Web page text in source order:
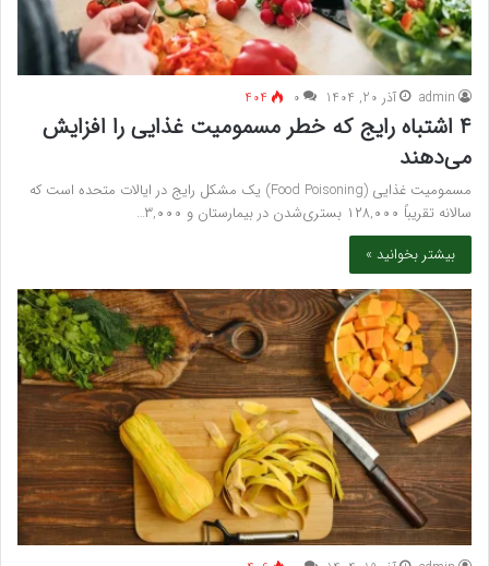
admin آذر 20, 1404 ۰ 404
۴ اشتباه رایج که خطر مسمومیت غذایی را افزایش
می‌دهند
مسمومیت غذایی (Food Poisoning) یک مشکل رایج در ایالات متحده است که
سالانه تقریباً ۱۲۸,۰۰۰ بستری‌شدن در بیمارستان و ۳,۰۰۰…
بیشتر بخوانید »